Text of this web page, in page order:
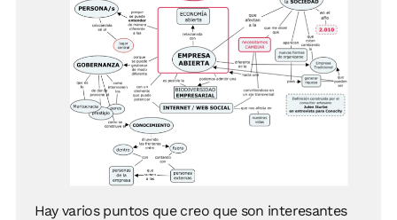
Hay varios puntos que creo que son interesantes